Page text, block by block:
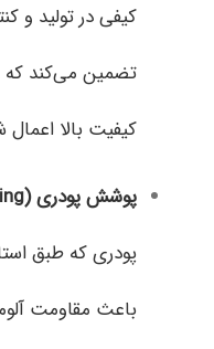
کیفی در تولید و
تضمین می‌کند که
کیفیت بالا اعمال
پوشش پودری(Powder Coating)
پودری که طبق
باعث مقاومت